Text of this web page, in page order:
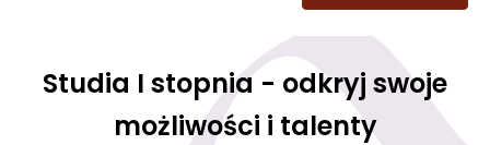
Studia I stopnia - odkryj swoje
możliwości i talenty